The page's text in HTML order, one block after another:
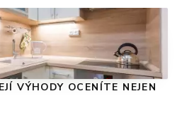
VÝHODY OCENÍTE NEJEN